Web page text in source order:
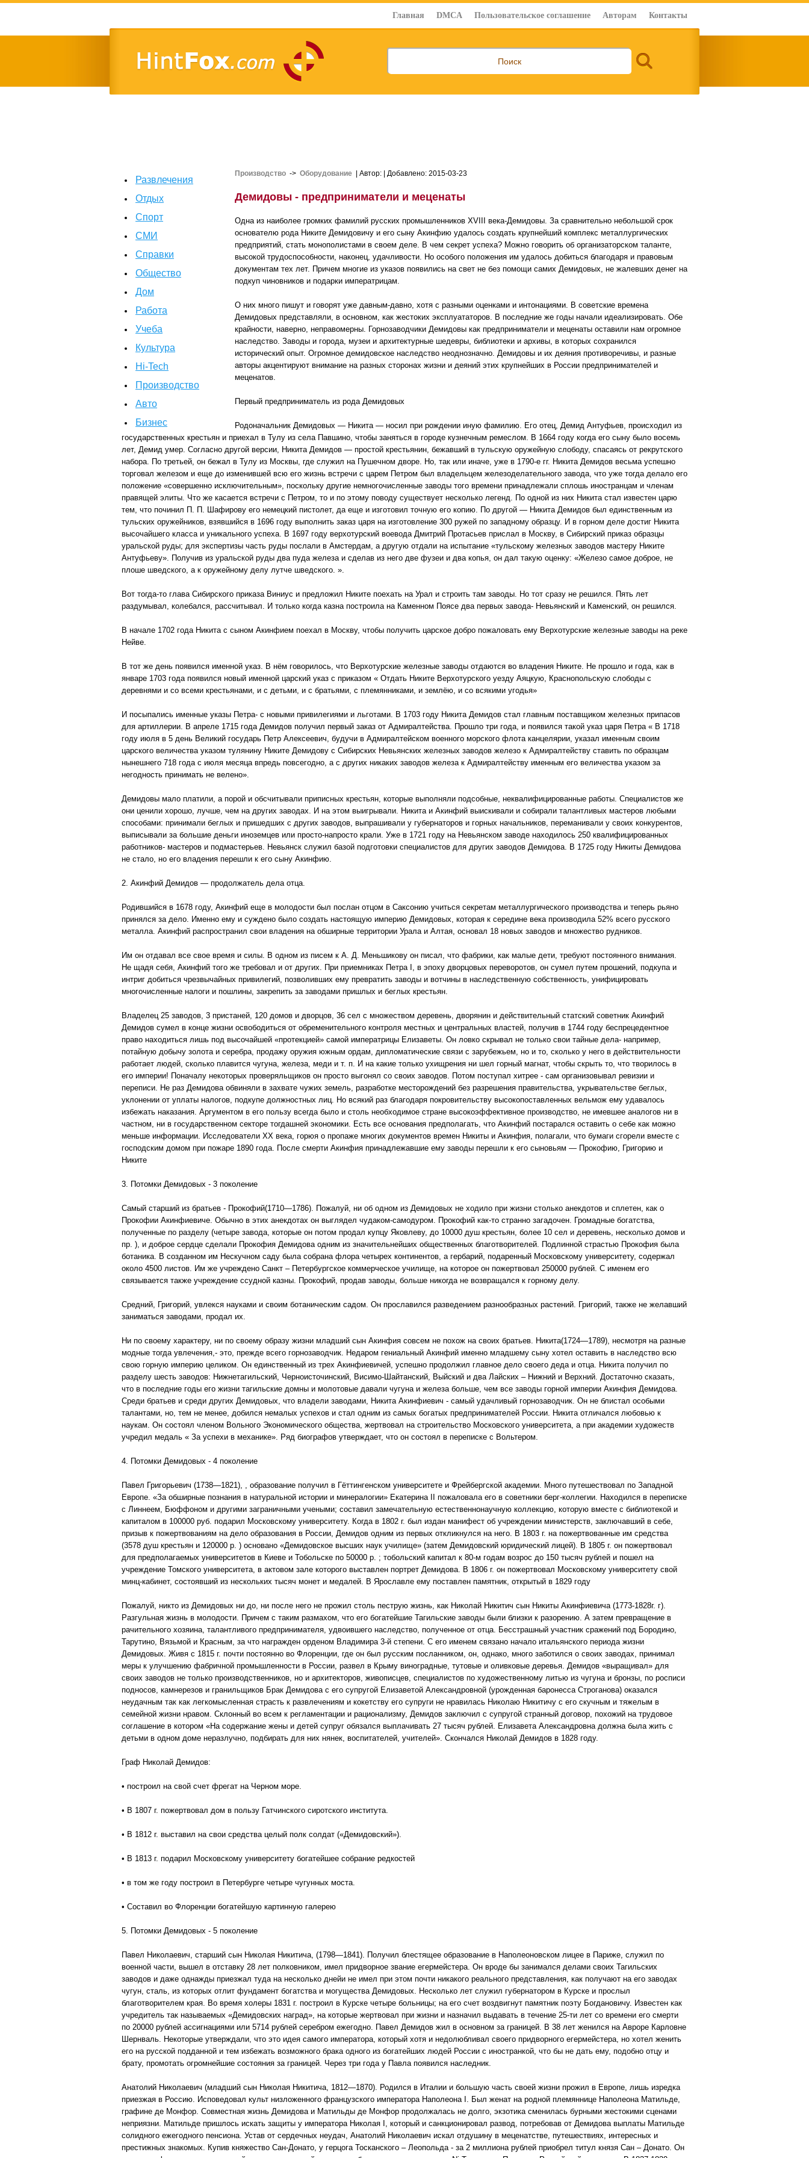
Главная DMCA Пользовательское соглашение Авторам Контакты
Развлечения
Отдых
Спорт
СМИ
Справки
Общество
Дом
Работа
Учеба
Культура
Hi-Tech
Производство
Авто
Бизнес
Производство -> Оборудование | Автор: | Добавлено: 2015-03-23
Демидовы - предприниматели и меценаты
Одна из наиболее громких фамилий русских промышленников XVIII века-Демидовы. За сравнительно небольшой срок
основателю рода Никите Демидовичу и его сыну Акинфию удалось создать крупнейший комплекс металлургических
предприятий, стать монополистами в своем деле. В чем секрет успеха? Можно говорить об организаторском таланте,
высокой трудоспособности, наконец, удачливости. Но особого положения им удалось добиться благодаря и правовым
документам тех лет. Причем многие из указов появились на свет не без помощи самих Демидовых, не жалевших денег на
подкуп чиновников и подарки императрицам.
О них много пишут и говорят уже давным-давно, хотя с разными оценками и интонациями. В советские времена
Демидовых представляли, в основном, как жестоких эксплуататоров. В последние же годы начали идеализировать. Обе
крайности, наверно, неправомерны. Горнозаводчики Демидовы как предприниматели и меценаты оставили нам огромное
наследство. Заводы и города, музеи и архитектурные шедевры, библиотеки и архивы, в которых сохранился
исторический опыт. Огромное демидовское наследство неоднозначно. Демидовы и их деяния противоречивы, и разные
авторы акцентируют внимание на разных сторонах жизни и деяний этих крупнейших в России предпринимателей и
меценатов.
Первый предприниматель из рода Демидовых
Родоначальник Демидовых — Никита — носил при рождении иную фамилию. Его отец, Демид Антуфьев, происходил из
государственных крестьян и приехал в Тулу из села Павшино, чтобы заняться в городе кузнечным ремеслом. В 1664 году когда его сыну было восемь
лет, Демид умер. Согласно другой версии, Никита Демидов — простой крестьянин, бежавший в тульскую оружейную слободу, спасаясь от рекрутского
набора. По третьей, он бежал в Тулу из Москвы, где служил на Пушечном дворе. Но, так или иначе, уже в 1790-е гг. Никита Демидов весьма успешно
торговал железом и еще до изменившей всю его жизнь встречи с царем Петром был владельцем железоделательного завода, что уже тогда делало его
положение «совершенно исключительным», поскольку другие немногочисленные заводы того времени принадлежали сплошь иностранцам и членам
правящей элиты. Что же касается встречи с Петром, то и по этому поводу существует несколько легенд. По одной из них Никита стал известен царю
тем, что починил П. П. Шафирову его немецкий пистолет, да еще и изготовил точную его копию. По другой — Никита Демидов был единственным из
тульских оружейников, взявшийся в 1696 году выполнить заказ царя на изготовление 300 ружей по западному образцу. И в горном деле достиг Никита
высочайшего класса и уникального успеха. В 1697 году верхотурский воевода Дмитрий Протасьев прислал в Москву, в Сибирский приказ образцы
уральской руды; для экспертизы часть руды послали в Амстердам, а другую отдали на испытание «тульскому железных заводов мастеру Никите
Антуфьеву». Получив из уральской руды два пуда железа и сделав из него две фузеи и два копья, он дал такую оценку: «Железо самое доброе, не
плоше шведского, а к оружейному делу лутче шведского. ».
Вот тогда-то глава Сибирского приказа Виниус и предложил Никите поехать на Урал и строить там заводы. Но тот сразу не решился. Пять лет
раздумывал, колебался, рассчитывал. И только когда казна построила на Каменном Поясе два первых завода- Невьянский и Каменский, он решился.
В начале 1702 года Никита с сыном Акинфием поехал в Москву, чтобы получить царское добро пожаловать ему Верхотурские железные заводы на реке
Нейве.
В тот же день появился именной указ. В нём говорилось, что Верхотурские железные заводы отдаются во владения Никите. Не прошло и года, как в
январе 1703 года появился новый именной царский указ с приказом « Отдать Никите Верхотурского уезду Аяцкую, Краснопольскую слободы с
деревнями и со всеми крестьянами, и с детьми, и с братьями, с племянниками, и землёю, и со всякими угодья»
И посыпались именные указы Петра- с новыми привилегиями и льготами. В 1703 году Никита Демидов стал главным поставщиком железных припасов
для артиллерии. В апреле 1715 года Демидов получил первый заказ от Адмиралтейства. Прошло три года, и появился такой указ царя Петра « В 1718
году июля в 5 день Великий государь Петр Алексеевич, будучи в Адмиралтейском военного морского флота канцелярии, указал именным своим
царского величества указом тулянину Никите Демидову с Сибирских Невьянских железных заводов железо к Адмиралтейству ставить по образцам
нынешнего 718 года с июля месяца впредь повсегодно, а с других никаких заводов железа к Адмиралтейству именным его величества указом за
негодность принимать не велено».
Демидовы мало платили, а порой и обсчитывали приписных крестьян, которые выполняли подсобные, неквалифицированные работы. Специалистов же
они ценили хорошо, лучше, чем на других заводах. И на этом выигрывали. Никита и Акинфий выискивали и собирали талантливых мастеров любыми
способами: принимали беглых и пришедших с других заводов, выпрашивали у губернаторов и горных начальников, переманивали у своих конкурентов,
выписывали за большие деньги иноземцев или просто-напросто крали. Уже в 1721 году на Невьянском заводе находилось 250 квалифицированных
работников- мастеров и подмастерьев. Невьянск служил базой подготовки специалистов для других заводов Демидова. В 1725 году Никиты Демидова
не стало, но его владения перешли к его сыну Акинфию.
2. Акинфий Демидов — продолжатель дела отца.
Родившийся в 1678 году, Акинфий еще в молодости был послан отцом в Саксонию учиться секретам металлургического производства и теперь рьяно
принялся за дело. Именно ему и суждено было создать настоящую империю Демидовых, которая к середине века производила 52% всего русского
металла. Акинфий распространил свои владения на обширные территории Урала и Алтая, основал 18 новых заводов и множество рудников.
Им он отдавал все свое время и силы. В одном из писем к А. Д. Меньшикову он писал, что фабрики, как малые дети, требуют постоянного внимания.
Не щадя себя, Акинфий того же требовал и от других. При приемниках Петра I, в эпоху дворцовых переворотов, он сумел путем прошений, подкупа и
интриг добиться чрезвычайных привилегий, позволивших ему превратить заводы и вотчины в наследственную собственность, унифицировать
многочисленные налоги и пошлины, закрепить за заводами пришлых и беглых крестьян.
Владелец 25 заводов, 3 пристаней, 120 домов и дворцов, 36 сел с множеством деревень, дворянин и действительный статский советник Акинфий
Демидов сумел в конце жизни освободиться от обременительного контроля местных и центральных властей, получив в 1744 году беспрецедентное
право находиться лишь под высочайшей «протекцией» самой императрицы Елизаветы. Он ловко скрывал не только свои тайные дела- например,
потайную добычу золота и серебра, продажу оружия южным ордам, дипломатические связи с зарубежьем, но и то, сколько у него в действительности
работает людей, сколько плавится чугуна, железа, меди и т. п. И на какие только ухищрения ни шел горный магнат, чтобы скрыть то, что творилось в
его империи! Поначалу некоторых проверяльщиков он просто выгонял со своих заводов. Потом поступал хитрее - сам организовывал ревизии и
переписи. Не раз Демидова обвиняли в захвате чужих земель, разработке месторождений без разрешения правительства, укрывательстве беглых,
уклонении от уплаты налогов, подкупе должностных лиц. Но всякий раз благодаря покровительству высокопоставленных вельмож ему удавалось
избежать наказания. Аргументом в его пользу всегда было и столь необходимое стране высокоэффективное производство, не имевшее аналогов ни в
частном, ни в государственном секторе тогдашней экономики. Есть все основания предполагать, что Акинфий постарался оставить о себе как можно
меньше информации. Исследователи XX века, горюя о пропаже многих документов времен Никиты и Акинфия, полагали, что бумаги сгорели вместе с
господским домом при пожаре 1890 года. После смерти Акинфия принадлежавшие ему заводы перешли к его сыновьям — Прокофию, Григорию и
Никите
3. Потомки Демидовых - 3 поколение
Самый старший из братьев - Прокофий(1710—1786). Пожалуй, ни об одном из Демидовых не ходило при жизни столько анекдотов и сплетен, как о
Прокофии Акинфиевиче. Обычно в этих анекдотах он выглядел чудаком-самодуром. Прокофий как-то странно загадочен. Громадные богатства,
полученные по разделу (четыре завода, которые он потом продал купцу Яковлеву, до 10000 душ крестьян, более 10 сел и деревень, несколько домов и
пр. ), и доброе сердце сделали Прокофия Демидова одним из значительнейших общественных благотворителей. Подлинной страстью Прокофия была
ботаника. В созданном им Нескучном саду была собрана флора четырех континентов, а гербарий, подаренный Московскому университету, содержал
около 4500 листов. Им же учреждено Санкт – Петербургское коммерческое училище, на которое он пожертвовал 250000 рублей. С именем его
связывается также учреждение ссудной казны. Прокофий, продав заводы, больше никогда не возвращался к горному делу.
Средний, Григорий, увлекся науками и своим ботаническим садом. Он прославился разведением разнообразных растений. Григорий, также не желавший
заниматься заводами, продал их.
Ни по своему характеру, ни по своему образу жизни младший сын Акинфия совсем не похож на своих братьев. Никита(1724—1789), несмотря на разные
модные тогда увлечения,- это, прежде всего горнозаводчик. Недаром гениальный Акинфий именно младшему сыну хотел оставить в наследство всю
свою горную империю целиком. Он единственный из трех Акинфиевичей, успешно продолжил главное дело своего деда и отца. Никита получил по
разделу шесть заводов: Нижнетагильский, Черноисточинский, Висимо-Шайтанский, Выйский и два Лайских – Нижний и Верхний. Достаточно сказать,
что в последние годы его жизни тагильские домны и молотовые давали чугуна и железа больше, чем все заводы горной империи Акинфия Демидова.
Среди братьев и среди других Демидовых, что владели заводами, Никита Акинфиевич - самый удачливый горнозаводчик. Он не блистал особыми
талантами, но, тем не менее, добился немалых успехов и стал одним из самых богатых предпринимателей России. Никита отличался любовью к
наукам. Он состоял членом Вольного Экономического общества, жертвовал на строительство Московского университета, а при академии художеств
учредил медаль « За успехи в механике». Ряд биографов утверждает, что он состоял в переписке с Вольтером.
4. Потомки Демидовых - 4 поколение
Павел Григорьевич (1738—1821), , образование получил в Гёттингенском университете и Фрейбергской академии. Много путешествовал по Западной
Европе. «За обширные познания в натуральной истории и минералогии» Екатерина II пожаловала его в советники берг-коллегии. Находился в переписке
с Линнеем, Бюффоном и другими заграничными учеными; составил замечательную естественнонаучную коллекцию, которую вместе с библиотекой и
капиталом в 100000 руб. подарил Московскому университету. Когда в 1802 г. был издан манифест об учреждении министерств, заключавший в себе,
призыв к пожертвованиям на дело образования в России, Демидов одним из первых откликнулся на него. В 1803 г. на пожертвованные им средства
(3578 душ крестьян и 120000 р. ) основано «Демидовское высших наук училище» (затем Демидовский юридический лицей). В 1805 г. он пожертвовал
для предполагаемых университетов в Киеве и Тобольске по 50000 р. ; тобольский капитал к 80-м годам возрос до 150 тысяч рублей и пошел на
учреждение Томского университета, в актовом зале которого выставлен портрет Демидова. В 1806 г. он пожертвовал Московскому университету свой
минц-кабинет, состоявший из нескольких тысяч монет и медалей. В Ярославле ему поставлен памятник, открытый в 1829 году
Пожалуй, никто из Демидовых ни до, ни после него не прожил столь пеструю жизнь, как Николай Никитич сын Никиты Акинфиевича (1773-1828г. г).
Разгульная жизнь в молодости. Причем с таким размахом, что его богатейшие Тагильские заводы были близки к разорению. А затем превращение в
рачительного хозяина, талантливого предпринимателя, удвоившего наследство, полученное от отца. Бесстрашный участник сражений под Бородино,
Тарутино, Вязьмой и Красным, за что награжден орденом Владимира 3-й степени. С его именем связано начало итальянского периода жизни
Демидовых. Живя с 1815 г. почти постоянно во Флоренции, где он был русским посланником, он, однако, много заботился о своих заводах, принимал
меры к улучшению фабричной промышленности в России, развел в Крыму виноградные, тутовые и оливковые деревья. Демидов «выращивал» для
своих заводов не только производственников, но и архитекторов, живописцев, специалистов по художественному литью из чугуна и бронзы, по росписи
подносов, камнерезов и гранильщиков Брак Демидова с его супругой Елизаветой Александровной (урожденная баронесса Строганова) оказался
неудачным так как легкомысленная страсть к развлечениям и кокетству его супруги не нравилась Николаю Никитичу с его скучным и тяжелым в
семейной жизни нравом. Склонный во всем к регламентации и рационализму, Демидов заключил с супругой странный договор, похожий на трудовое
соглашение в котором «На содержание жены и детей супруг обязался выплачивать 27 тысяч рублей. Елизавета Александровна должна была жить с
детьми в одном доме неразлучно, подбирать для них нянек, воспитателей, учителей». Скончался Николай Демидов в 1828 году.
Граф Николай Демидов:
• построил на свой счет фрегат на Черном море.
• В 1807 г. пожертвовал дом в пользу Гатчинского сиротского института.
• В 1812 г. выставил на свои средства целый полк солдат («Демидовский»).
• В 1813 г. подарил Московскому университету богатейшее собрание редкостей
• в том же году построил в Петербурге четыре чугунных моста.
• Составил во Флоренции богатейшую картинную галерею
5. Потомки Демидовых - 5 поколение
Павел Николаевич, старший сын Николая Никитича, (1798—1841). Получил блестящее образование в Наполеоновском лицее в Париже, служил по
военной части, вышел в отставку 28 лет полковником, имел придворное звание егермейстера. Он вроде бы занимался делами своих Тагильских
заводов и даже однажды приезжал туда на несколько днейи не имел при этом почти никакого реального представления, как получают на его заводах
чугун, сталь, из которых отлит фундамент богатства и могущества Демидовых. Несколько лет служил губернатором в Курске и прослыл
благотворителем края. Во время холеры 1831 г. построил в Курске четыре больницы; на его счет воздвигнут памятник поэту Богдановичу. Известен как
учредитель так называемых «Демидовских наград», на которые жертвовал при жизни и назначил выдавать в течение 25-ти лет со времени его смерти
по 20000 рублей ассигнациями или 5714 рублей серебром ежегодно. Павел Демидов жил в основном за границей. В 38 лет женился на Авроре Карловне
Шернваль. Некоторые утверждали, что это идея самого императора, который хотя и недолюбливал своего придворного егермейстера, но хотел женить
его на русской подданной и тем избежать возможного брака одного из богатейших людей России с иностранкой, что бы не дать ему, подобно отцу и
брату, промотать огромнейшие состояния за границей. Через три года у Павла появился наследник.
Анатолий Николаевич (младший сын Николая Никитича, 1812—1870). Родился в Италии и большую часть своей жизни прожил в Европе, лишь изредка
приезжая в Россию. Исповедовал культ низложенного французского императора Наполеона I. Был женат на родной племяннице Наполеона Матильде,
графине де Монфор. Совместная жизнь Демидова и Матильды де Монфор продолжалась не долго, экзотика сменилась бурными жестокими сценами
неприязни. Матильде пришлось искать защиты у императора Николая I, который и санкционировал развод, потребовав от Демидова выплаты Матильде
солидного ежегодного пенсиона. Устав от сердечных неудач, Анатолий Николаевич искал отдушину в меценатстве, путешествиях, интересных и
престижных знакомых. Купив княжество Сан-Донато, у герцога Тосканского – Леопольда - за 2 миллиона рублей приобрел титул князя Сан – Донато. Он